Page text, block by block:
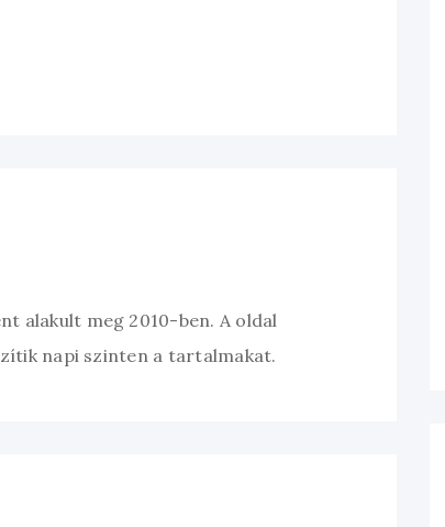
alakult meg 2010-ben. A oldal
napi szinten a tartalmakat.